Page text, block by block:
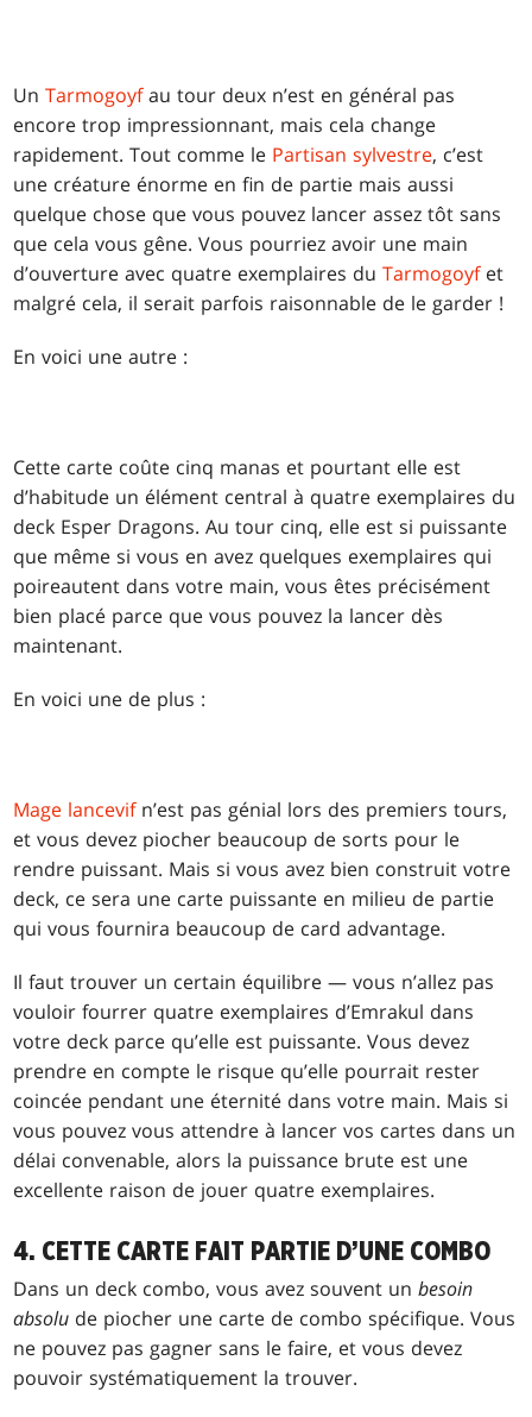
UnTarmogoyfau tour deux n’est en général pas
encore trop impressionnant, mais cela change
rapidement. Tout comme le Partisan sylvestre, c’est
une créature énorme en fin de partie mais aussi
quelque chose que vous pouvez lancer assez tôt sans
que cela vous gêne. Vous pourriez avoir une main
d’ouverture avec quatre exemplaires duTarmogoyfet
malgré cela, il serait parfois raisonnable de le garder !
En voici une autre :
Cette carte coûte cinq manas et pourtant elle est
d’habitude un élément central à quatre exemplaires du
deck Esper Dragons. Au tour cinq, elle est si puissante
que même si vous en avez quelques exemplaires qui
poireautent dans votre main, vous êtes précisément
bien placé parce que vous pouvez la lancer dès
maintenant.
En voici une de plus :
Mage lancevifn’est pas génial lors des premiers tours,
et vous devez piocher beaucoup de sorts pour le
rendre puissant. Mais si vous avez bien construit votre
deck, ce sera une carte puissante en milieu de partie
qui vous fournira beaucoup de card advantage.
Il faut trouver un certain équilibre — vous n’allez pas
vouloir fourrer quatre exemplaires d’Emrakul dans
votre deck parce qu’elle est puissante. Vous devez
prendre en compte le risque qu’elle pourrait rester
coincée pendant une éternité dans votre main. Mais si
vous pouvez vous attendre à lancer vos cartes dans un
délai convenable, alors la puissance brute est une
excellente raison de jouer quatre exemplaires.
4. CETTE CARTE FAIT PARTIE D’UNE COMBO
Dans un deck combo, vous avez souvent unbesoin
absolu de piocher une carte de combo spécifique. Vous
ne pouvez pas gagner sans le faire, et vous devez
pouvoir systématiquement la trouver.